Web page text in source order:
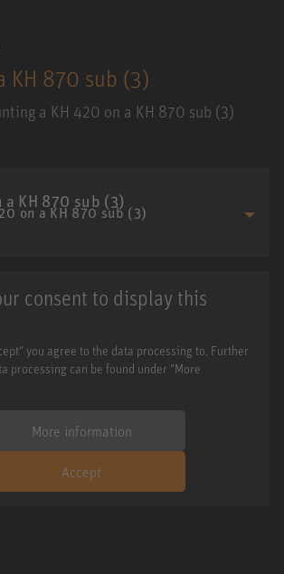
KH 870 sub (3)
a KH 420 on a KH 870 sub (3)
on a KH 870 sub (3)
consent to display this
you agree to the data processing to. Further
processing can be found under "More
More information
Accept